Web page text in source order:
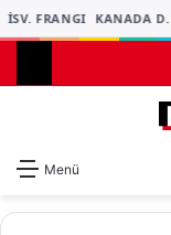
İSV. FRANGI KANADA D.
Menü